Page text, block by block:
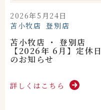
2026年5月24日
苫小牧店 登別店
苫小牧店 ・ 登別店
【2026年 6月】定休日
のお知らせ
詳しくはこちら